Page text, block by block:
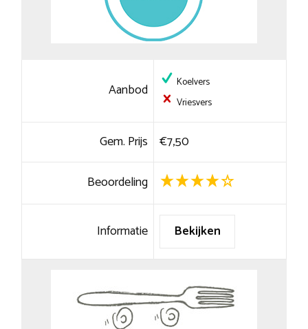
Aanbod
Koelvers
Vriesvers
Gem. Prijs €7,50
Beoordeling
Informatie Bekijken